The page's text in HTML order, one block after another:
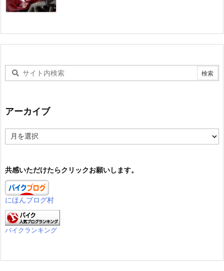
アーカイブ
ー
ブ
共感いただけたらクリックお願いします。
にほんブログ村
バイクランキング